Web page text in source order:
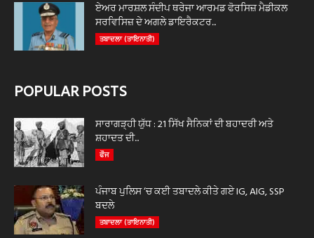
ਏਅਰ ਮਾਰਸ਼ਲ ਸੰਦੀਪ ਥਰੇਜਾ ਆਰਮਡ ਫੋਰਸਿਜ਼ ਮੈਡੀਕਲ
ਸਰਵਿਸਿਜ਼ ਦੇ ਅਗਲੇ ਡਾਇਰੈਕਟਰ...
ਤਬਾਦਲਾ (ਤਾਇਨਾਤੀ)
POPULAR POSTS
ਸਾਰਾਗੜ੍ਹੀ ਯੁੱਧ : 21 ਸਿੱਖ ਸੈਨਿਕਾਂ ਦੀ ਬਹਾਦਰੀ ਅਤੇ
ਸ਼ਹਾਦਤ ਦੀ...
ਫੌਜ
ਪੰਜਾਬ ਪੁਲਿਸ ‘ਚ ਕਈ ਤਬਾਦਲੇ ਕੀਤੇ ਗਏ IG, AIG, SSP
ਬਦਲੇ
ਤਬਾਦਲਾ (ਤਾਇਨਾਤੀ)